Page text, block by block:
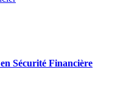
Sécurité Financière